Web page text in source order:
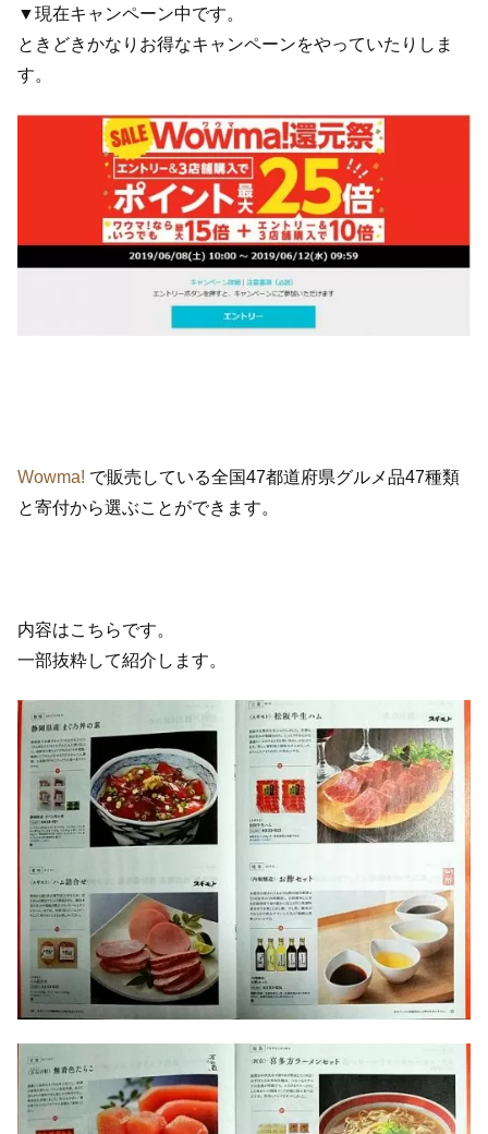
▼現在キャンペーン中です。
ときどきかなりお得なキャンペーンをやっていたりしま
す。
Wowma! で販売している全国47都道府県グルメ品47種類
と寄付から選ぶことができます。
内容はこちらです。
一部抜粋して紹介します。